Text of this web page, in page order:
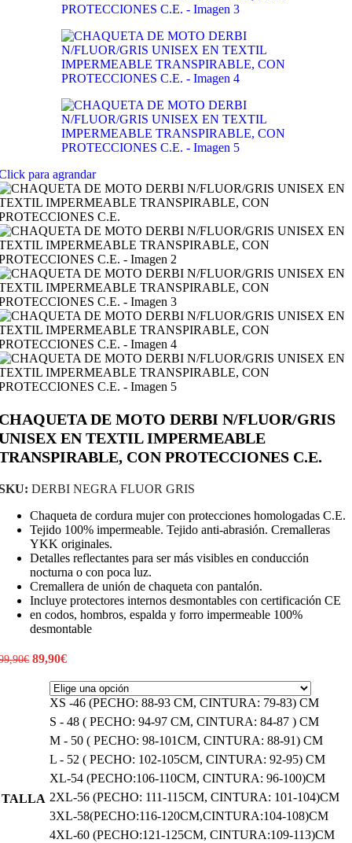
para agrandar
DE MOTO DERBI N/FLUOR/GRIS
EN TEXTIL IMPERMEABLE
CON PROTECCIONES C.E.
DERBI NEGRA FLUOR GRIS
Chaqueta de cordura mujer con protecciones homologadas C.E.
Tejido 100% impermeable. Tejido anti-abrasión. Cremalleras
YKK originales.
Detalles reflectantes para ser más visibles en conducción
nocturna o con poca luz.
Cremallera de unión de chaqueta con pantalón.
Incluye protectores internos desmontables con certificación CE
en codos, hombros, espalda y forro impermeable 100%
desmontable
€ El
original
era:
99,90€.
89,90€El
actual
es:
89,90€.
TALLA
XS -46 (PECHO: 88-93 CM, CINTURA: 79-83) CM
S - 48 ( PECHO: 94-97 CM, CINTURA: 84-87 ) CM
M - 50 ( PECHO: 98-101CM, CINTURA: 88-91) CM
L - 52 ( PECHO: 102-105CM, CINTURA: 92-95) CM
XL-54 (PECHO:106-110CM, CINTURA: 96-100)CM
2XL-56 (PECHO: 111-115CM, CINTURA: 101-104)CM
3XL-58(PECHO:116-120CM,CINTURA:104-108)CM
4XL-60 (PECHO:121-125CM, CINTURA:109-113)CM